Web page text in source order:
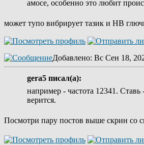
амосе, особенно это любит
может тупо вибрирует тазик и HB
Добавлено: Вс Сен 18,
gera5 писал(а):
например - частота 12341.
верится.
Посмотри пару постов выше скрин со